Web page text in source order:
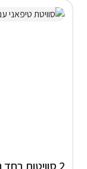
2 סוויטות בחד נס